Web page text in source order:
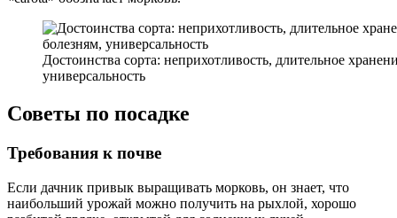
Достоинства сорта: неприхотливость, длительное
универсальность
Советы по посадке
Требования к почве
Если дачник привык выращивать морковь, он знает, что
наибольший урожай можно получить на рыхлой, хорошо